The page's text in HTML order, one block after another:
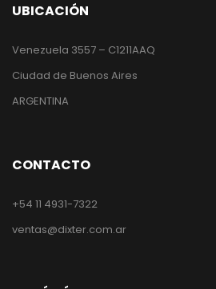
UBICACIÓN
Venezuela 3557 – C1211AAQ
Ciudad de Buenos Aires
ARGENTINA
CONTACTO
+54 11 4931-7322
ventas@dixter.com.ar